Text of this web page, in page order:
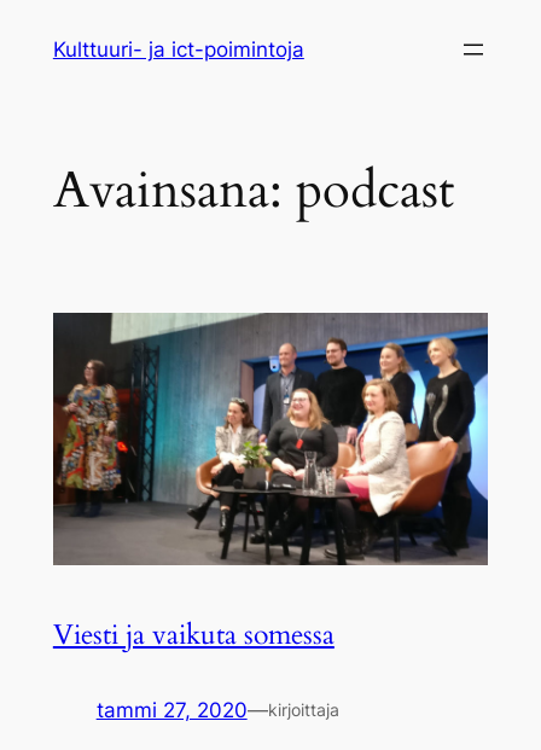
sisältöön
Kulttuuri- ja ict-poimintoja
Avainsana: podcast
Viesti ja vaikuta somessa
tammi 27, 2020—kirjoittaja